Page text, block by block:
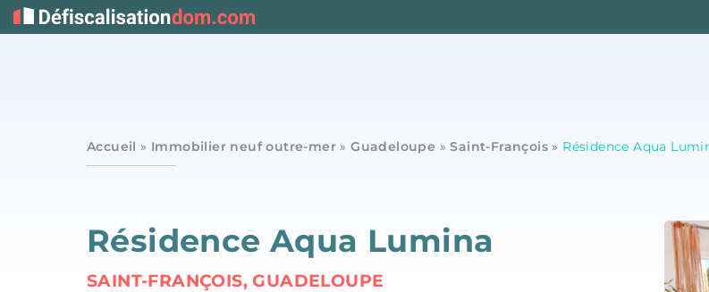
Accueil » Immobilier neuf outre-mer »Guadeloupe »Saint-François » Résidence Aqua
Résidence Aqua Lumina
SAINT-FRANÇOIS, GUADELOUPE